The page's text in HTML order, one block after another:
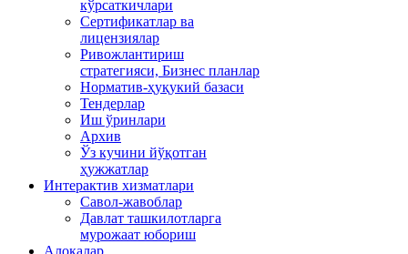
кўрсаткичлари
Сертификатлар ва
лицензиялар
Ривожлантириш
стратегияси, Бизнес планлар
Норматив-ҳуқукий базаси
Тендерлар
Иш ўринлари
Архив
Ўз кучини йўқотган
ҳужжатлар
Интерактив хизматлари
Савол-жавоблар
Давлат ташкилотларга
мурожаат юбориш